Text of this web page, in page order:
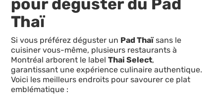
Thaï
Si vous préférez déguster un Pad Thaï sans le
cuisiner vous-même, plusieurs restaurants à
Montréal arborent le labelThai Select,
garantissant une expérience culinaire authentique.
Voici les meilleurs endroits pour savourer ce plat
emblématique :